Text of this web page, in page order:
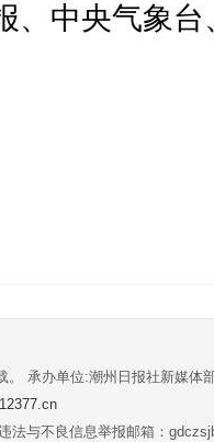
、中央气象
。 承办单位:潮州日报社新媒体
法与不良信息举报邮箱：